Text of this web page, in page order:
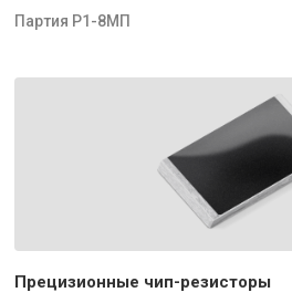
Партия Р1-8МП
Прецизионные чип-резисторы